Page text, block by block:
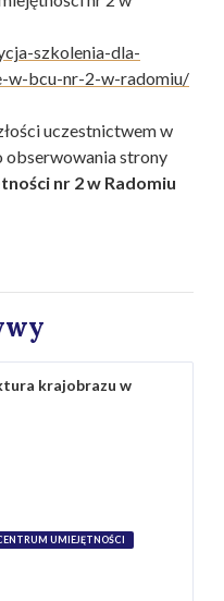
szkolenia-dla-
w-bcu-nr-2-w-radomiu/
uczestnictwem w
obserwowania strony
nr 2 w Radomiu
krajobrazu w
UMIEJĘTNOŚCI